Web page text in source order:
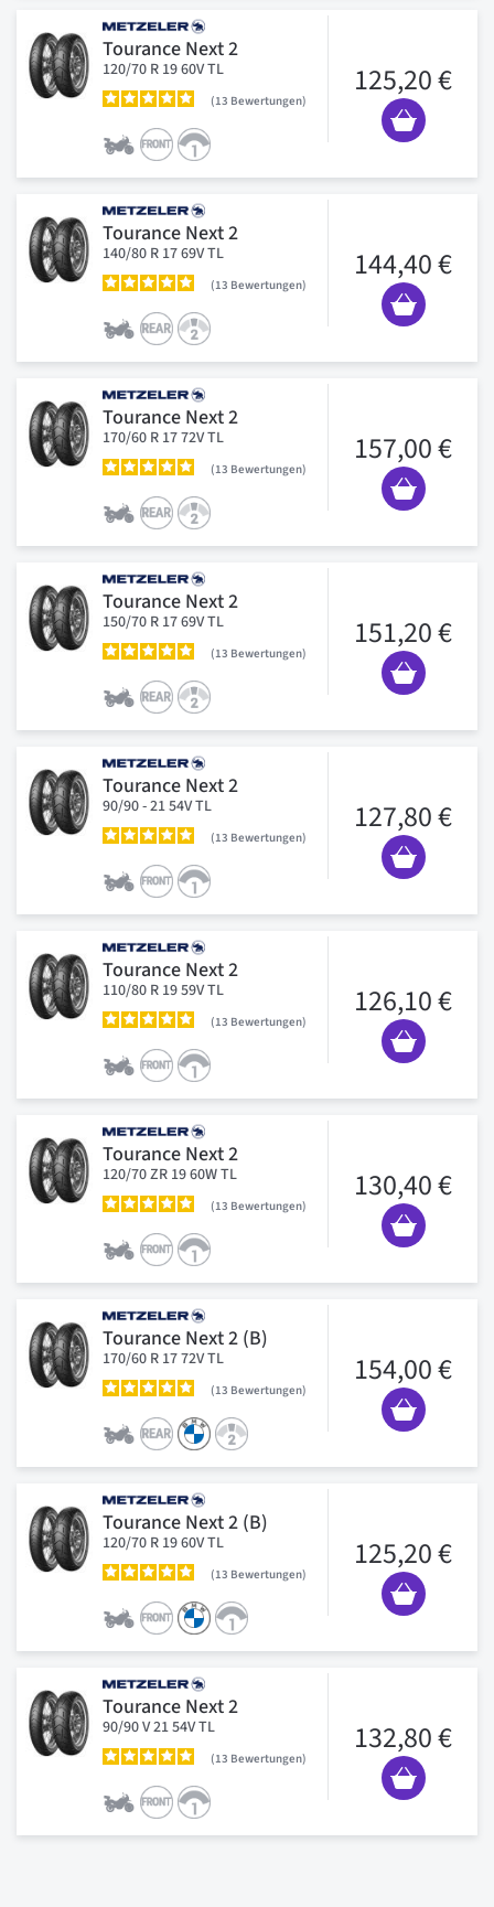
Tourance Next 2
120/70 R 19 60V TL
13 Bewertungen
125,20 €
Tourance Next 2
140/80 R 17 69V TL
13 Bewertungen
144,40 €
Tourance Next 2
170/60 R 17 72V TL
13 Bewertungen
157,00 €
Tourance Next 2
150/70 R 17 69V TL
13 Bewertungen
151,20 €
Tourance Next 2
90/90 - 21 54V TL
13 Bewertungen
127,80 €
Tourance Next 2
110/80 R 19 59V TL
13 Bewertungen
126,10 €
Tourance Next 2
120/70 ZR 19 60W TL
13 Bewertungen
130,40 €
Tourance Next 2 (B)
170/60 R 17 72V TL
13 Bewertungen
154,00 €
Tourance Next 2 (B)
120/70 R 19 60V TL
13 Bewertungen
125,20 €
Tourance Next 2
90/90 V 21 54V TL
13 Bewertungen
132,80 €